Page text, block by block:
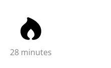
28 minutes